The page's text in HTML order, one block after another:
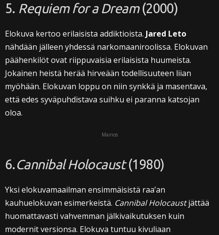
5. Requiem for a Dream (2000)
Elokuva kertoo erilaisista addiktioista. Jared Leto
nähdään jälleen yhdessä narkomaaniroolissa. Elokuvan
päähenkilöt ovat riippuvaisia erilaisista huumeista.
Jokainen heistä herää hirveään todellisuuteen liian
myöhään. Elokuvan loppu on niin synkkä ja masentava,
että edes syväpuhdistava suihku ei paranna katsojan
oloa.
Mainos
6.Cannibal Holocaust(1980)
Yksi elokuvamaailman ensimmäisistä raa’an
kauhuelokuvan esimerkeistä. Cannibal Holocaustjättää
huomattavasti vahvemman jälkivaikutuksen kuin
modernit versionsa. Elokuva tuntuu kivuliaan